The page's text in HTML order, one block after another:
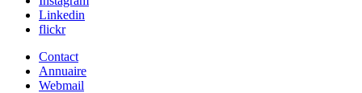
Linkedin
flickr
Contact
Annuaire
Webmail